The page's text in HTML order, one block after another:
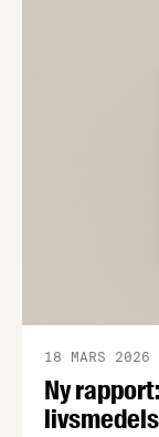
tid när
Ny
18 MARS 2026